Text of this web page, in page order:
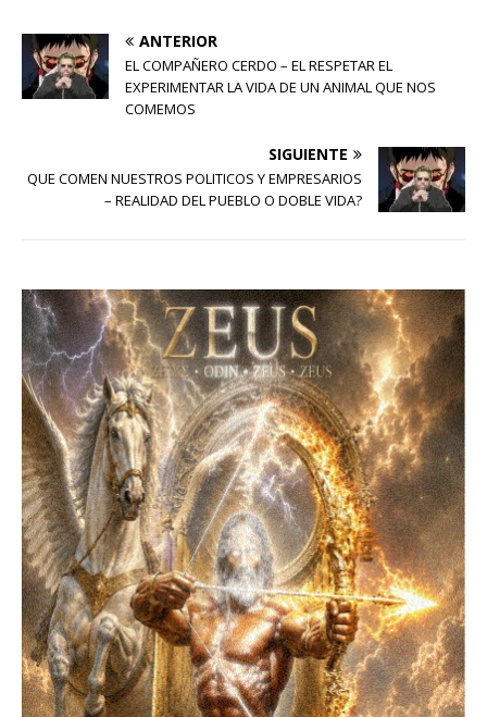
ANTERIOR
EL COMPAÑERO CERDO – EL RESPETAR EL
EXPERIMENTAR LA VIDA DE UN ANIMAL QUE NOS
COMEMOS
SIGUIENTE
QUE COMEN NUESTROS POLITICOS Y EMPRESARIOS
– REALIDAD DEL PUEBLO O DOBLE VIDA?